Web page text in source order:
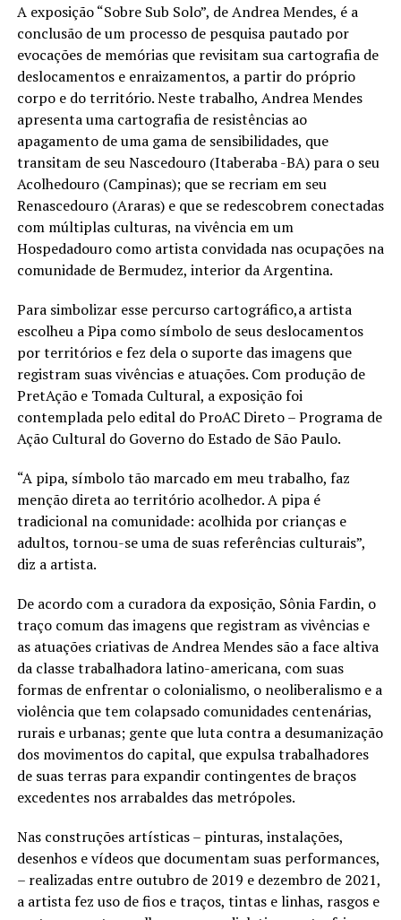
A exposição “Sobre Sub Solo”, de Andrea Mendes, é a
conclusão de um processo de pesquisa pautado por
evocações de memórias que revisitam sua cartografia de
deslocamentos e enraizamentos, a partir do próprio
corpo e do território. Neste trabalho, Andrea Mendes
apresenta uma cartografia de resistências ao
apagamento de uma gama de sensibilidades, que
transitam de seu Nascedouro (Itaberaba -BA) para o seu
Acolhedouro (Campinas); que se recriam em seu
Renascedouro (Araras) e que se redescobrem conectadas
com múltiplas culturas, na vivência em um
Hospedadouro como artista convidada nas ocupações na
comunidade de Bermudez, interior da Argentina.
Para simbolizar esse percurso cartográfico,a artista
escolheu a Pipa como símbolo de seus deslocamentos
por territórios e fez dela o suporte das imagens que
registram suas vivências e atuações. Com produção de
PretAção e Tomada Cultural, a exposição foi
contemplada pelo edital do ProAC Direto – Programa de
Ação Cultural do Governo do Estado de São Paulo.
“A pipa, símbolo tão marcado em meu trabalho, faz
menção direta ao território acolhedor. A pipa é
tradicional na comunidade: acolhida por crianças e
adultos, tornou-se uma de suas referências culturais”,
diz a artista.
De acordo com a curadora da exposição, Sônia Fardin, o
traço comum das imagens que registram as vivências e
as atuações criativas de Andrea Mendes são a face altiva
da classe trabalhadora latino-americana, com suas
formas de enfrentar o colonialismo, o neoliberalismo e a
violência que tem colapsado comunidades centenárias,
rurais e urbanas; gente que luta contra a desumanização
dos movimentos do capital, que expulsa trabalhadores
de suas terras para expandir contingentes de braços
excedentes nos arrabaldes das metrópoles.
Nas construções artísticas – pinturas, instalações,
desenhos e vídeos que documentam suas performances,
– realizadas entre outubro de 2019 e dezembro de 2021,
a artista fez uso de fios e traços, tintas e linhas, rasgos e